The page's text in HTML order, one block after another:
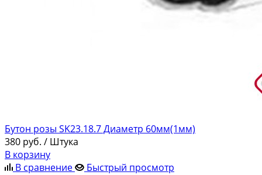
Бутон розы SK23.18.7 Диаметр 60мм(1мм)
380 руб. / Штука
В корзину
В сравнение
Быстрый просмотр